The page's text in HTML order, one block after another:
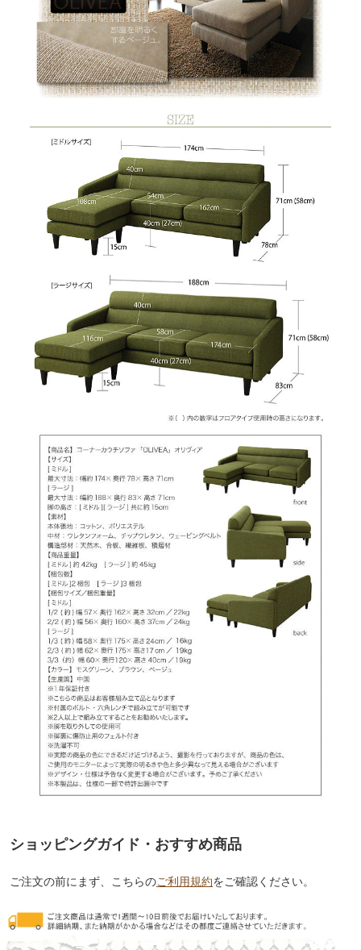
ショッピングガイド・おすすめ商品
ご注文の前にまず、こちらのご利用規約をご確認ください。